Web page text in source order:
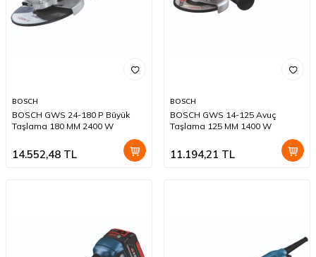
BOSCH
BOSCH GWS 24-180 P Büyük
Taşlama 180 MM 2400 W
14.552,48 TL
BOSCH
BOSCH GWS 14-125 Avuç
Taşlama 125 MM 1400 W
11.194,21 TL